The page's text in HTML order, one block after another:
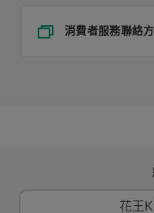
消費者服務聯絡
花王